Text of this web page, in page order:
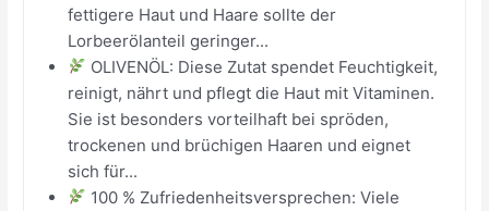
fettigere Haut und Haare sollte der
Lorbeerölanteil geringer...
OLIVENÖL: Diese Zutat spendet Feuchtigkeit,
reinigt, nährt und pflegt die Haut mit Vitaminen.
Sie ist besonders vorteilhaft bei spröden,
trockenen und brüchigen Haaren und eignet
sich für...
100 % Zufriedenheitsversprechen: Viele